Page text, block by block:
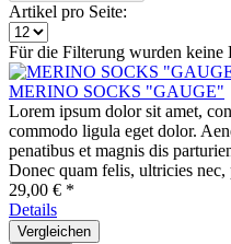
Artikel pro Seite:
Für die Filterung wurden keine
MERINO SOCKS "GAUGE"
Lorem ipsum dolor sit amet,
commodo ligula eget dolor.
penatibus et magnis dis
Donec quam felis, ultricies nec,
29,00 € *
Details
Vergleichen